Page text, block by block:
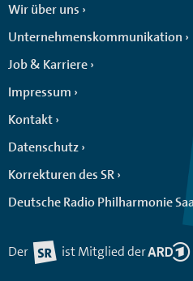
Wir über uns
Unternehmenskommunikation
Job & Karriere
Impressum
Kontakt
Datenschutz
Korrekturen des SR
Deutsche Radio Philharmonie
Der ist Mitglied der